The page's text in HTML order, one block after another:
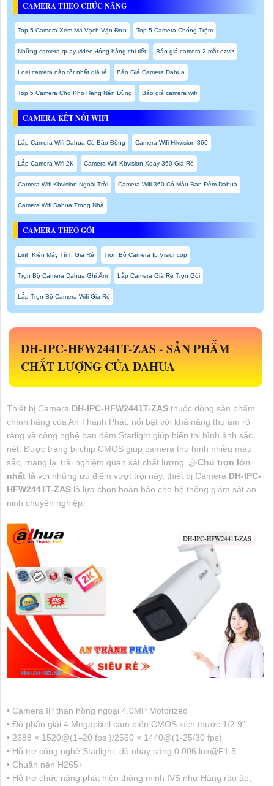
CAMERA THEO CHỨC NĂNG
Top 5 Camera Xem Mã Vạch Vận Đơn Top 5 Camera Chống Trộm
Những camera quay video đóng hàng chi tiết Báo giá camera 2 mắt ezviz
Loại camera nào tốt nhất giá rẻ Báo Giá Camera Dahua
Top 5 Camera Cho Kho Hàng Nên Dùng Báo giá camera wifi
CAMERA KẾT NỐI WIFI
Lắp Camera Wifi Dahua Có Báo Động Camera Wifi Hikvision 360
Lắp Camera Wifi 2K Camera Wifi Kbvision Xoay 360 Giá Rẻ
Camera Wifi Kbvision Ngoài Trời Camera Wifi 360 Có Màu Ban Đêm Dahua
Camera Wifi Dahua Trong Nhà
CAMERA THEO GÓI
Linh Kiện Máy Tính Giá Rẻ Trọn Bộ Camera Ip Visioncop
Trọn Bộ Camera Dahua Ghi Âm Lắp Camera Giá Rẻ Trọn Gói
Lắp Trọn Bộ Camera Wifi Giá Rẻ
DH-IPC-HFW2441T-ZAS - SẢN PHẨM
CHẤT LƯỢNG CỦA DAHUA
Thiết bị Camera DH-IPC-HFW2441T-ZAS thuộc dòng sản phẩm
chính hãng của An Thành Phát, nổi bật với khả năng thu âm rõ
ràng và công nghệ ban đêm Starlight giúp hiển thị hình ảnh sắc
nét. Được trang bị chip CMOS giúp camera thu hình nhiều màu
sắc, mang lại trải nghiệm quan sát chất lượng. 🤹Chú trọn lớn
nhất là với những ưu điểm vượt trội này, thiết bị Camera DH-IPC-
HFW2441T-ZAS là lựa chọn hoàn hảo cho hệ thống giám sát an
ninh chuyên nghiệp.
• Camera IP thân hồng ngoại 4.0MP Motorized
• Độ phân giải 4 Megapixel cảm biến CMOS kích thước 1/2.9”
• 2688 × 1520@(1–20 fps )/2560 × 1440@(1-25/30 fps)
• Hỗ trợ công nghệ Starlight, độ nhạy sáng 0.006 lux@F1.5
• Chuẩn nén H265+
• Hỗ trợ chức năng phát hiện thông minh IVS như Hàng rào ảo,